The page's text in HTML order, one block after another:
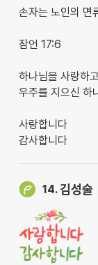
손자는 노인의 면
잠언 17:6
하나님을 사랑하
우주를 지으신 하
사랑합니다
감사합니다
14.김성술